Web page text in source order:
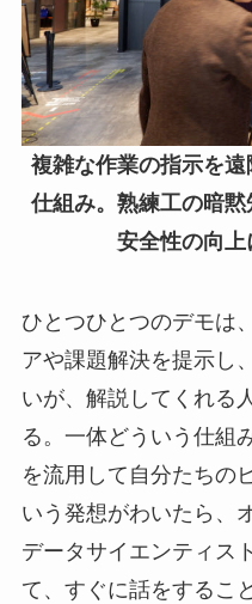
複雑な作業の指示を
仕組み。熟練工の暗黙
安全性の向
ひとつひとつのデモは
アや課題解決を提示し
いが、解説してくれる
る。一体どういう仕組
を流用して自分たちの
いう発想がわいたら、
データサイエンティス
て、すぐに話をするこ